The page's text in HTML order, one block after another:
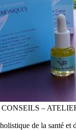
–
de la santé et